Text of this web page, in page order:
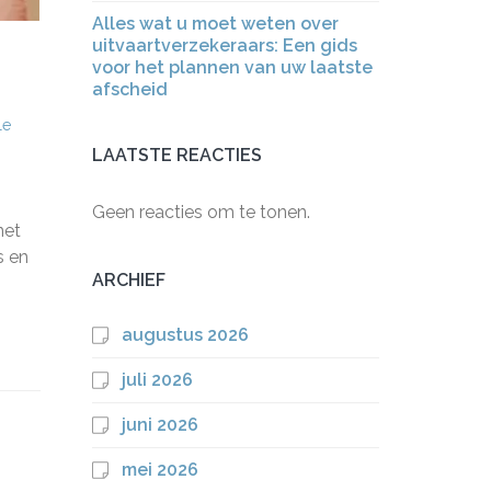
en
Alles wat u moet weten over
uitvaartverzekeraars: Een gids
voor het plannen van uw laatste
afscheid
LAATSTE REACTIES
Geen reacties om te tonen.
ARCHIEF
augustus 2026
juli 2026
juni 2026
mei 2026